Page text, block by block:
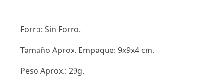
Forro: Sin Forro.
Tamaño Aprox. Empaque: 9x9x4 cm.
Peso Aprox.: 29g.